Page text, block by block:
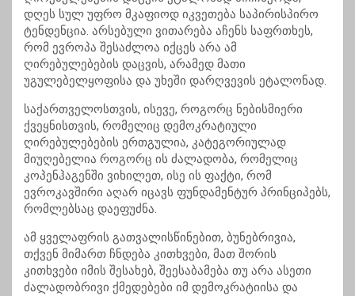
დღეს სულ უფრო მკაფიოდ იკვეთება საპირისპირო
ტენდენცია. არსებული ვითარება აჩენს საფრთხეს,
რომ ევროპა შესაძლოა იქცეს არა ამ
ღირებულებების დაცვის, არამედ მათი
უგულებელყოფისა და უხეში დარღვევის ეტალონად.
საქართველოსთვის, ისევე, როგორც ნებისმიერი
ქვეყნისთვის, რომელიც დემოკრატიული
ღირებულებების ერთგულია, კატეგორიულად
მიუღებელია როგორც ის ძალადობა, რომელიც
კოპენჰაგენში ვიხილეთ, ისე ის ფაქტი, რომ
ევროკავშირი აღარ იცავს ფუნდამენტურ პრინციპებს,
რომლებსაც დაეფუძნა.
ამ ყველაფრის გათვალისწინებით, ბუნებრივია,
თქვენ მიმართ ჩნდება კითხვები, მათ შორის
კითხვები იმის შესახებ, შეესაბამება თუ არა ასეთი
ძალადობრივი ქმედებები იმ დემოკრატიისა და